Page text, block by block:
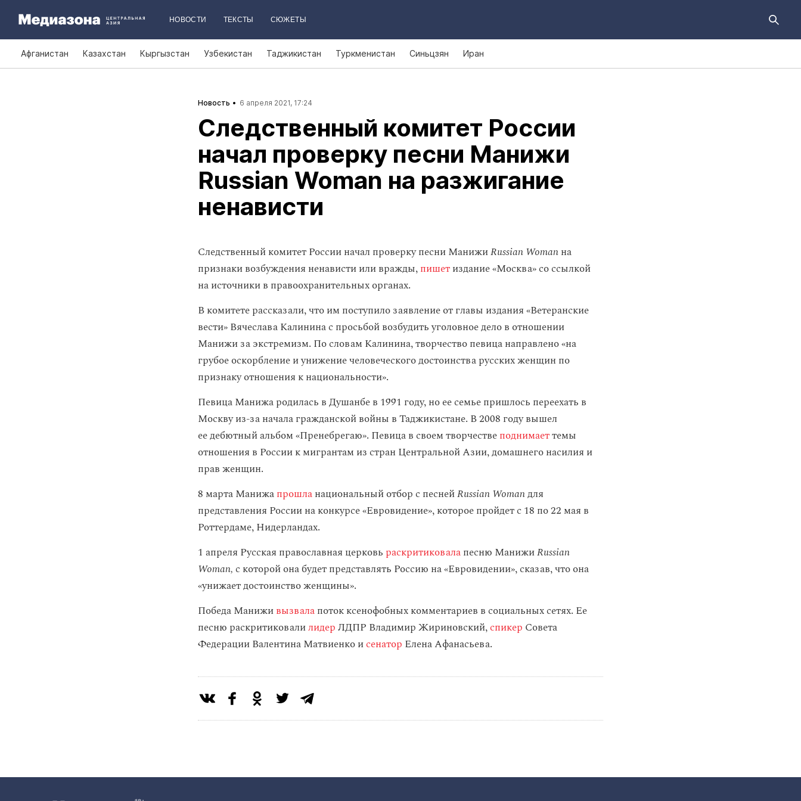
НОВОСТИ ТЕКСТЫ СЮЖЕТЫ
Афганистан Казахстан Кыргызстан Узбекистан Таджикистан Туркменистан Синьцзян Иран
Новость 6 апреля 2021, 17:24
Следственный комитет России
начал проверку песни Манижи
Russian Woman на разжигание
ненависти
Следственный комитет России начал проверку песни МанижиRussian Womanна
признаки возбуждения ненависти или вражды,пишетиздание «Москва» со ссылкой
на источники в правоохранительных органах.
В комитете рассказали, что им поступило заявление от главы издания «Ветеранские
вести» Вячеслава Калинина с просьбой возбудить уголовное дело в отношении
Манижи за экстремизм. По словам Калинина, творчество певица направлено «на
грубое оскорбление и унижение человеческого достоинства русских женщин по
признаку отношения к национальности».
Певица Манижа родилась в Душанбе в 1991 году, но ее семье пришлось переехать в
Москву из-за начала гражданской войны в Таджикистане. В 2008 году вышел
ее дебютный альбом «Пренебрегаю». Певица в своем творчествеподнимаеттемы
отношения в России к мигрантам из стран Центральной Азии, домашнего насилия и
прав женщин.
8 марта Манижапрошланациональный отбор с песнейRussian Womanдля
представления России на конкурсе «Евровидение», которое пройдет с 18 по 22 мая в
Роттердаме, Нидерландах.
1 апреля Русская православная церковь раскритиковалапесню МанижиRussian
Woman,с которой она будет представлять Россию на «Евровидении», сказав, что она
«унижает достоинство женщины».
Победа Маниживызвалапоток ксенофобных комментариев в социальных сетях. Ее
песню раскритиковалилидерЛДПР Владимир Жириновский,спикер Совета
Федерации Валентина Матвиенко исенатор Елена Афанасьева.